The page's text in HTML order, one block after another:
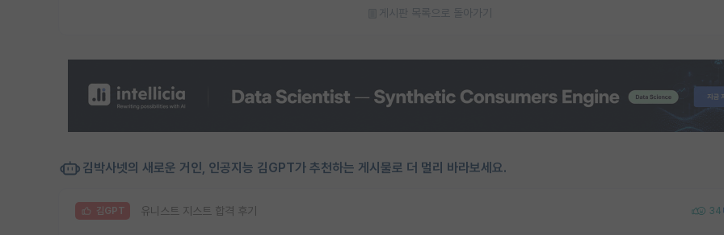
게시판 목록으로 돌아가기
김박사넷의 새로운 거인, 인공지능 김GPT가 추천하는 게시물로 더 멀리 바라보세요.
김GPT 유니스트 지스트 합격 후기 34